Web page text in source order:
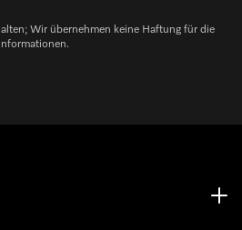
Wir übernehmen keine Haftung für die